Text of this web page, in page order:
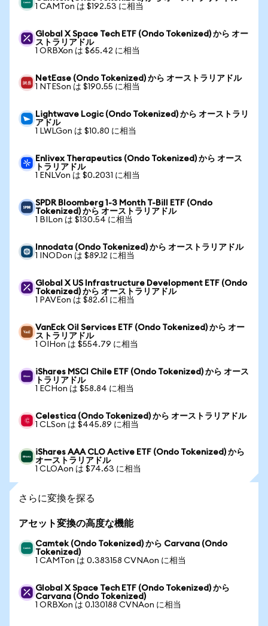
1 CAMTon は $192.53 に相当
Global X Space Tech ETF (Ondo Tokenized) から オー
ストラリアドル
1 ORBXon は $65.42 に相当
NetEase (Ondo Tokenized) から オーストラリアドル
1 NTESon は $190.55 に相当
Lightwave Logic (Ondo Tokenized) から オーストラリ
アドル
1 LWLGon は $10.80 に相当
Enlivex Therapeutics (Ondo Tokenized) から オース
トラリアドル
1 ENLVon は $0.2031 に相当
SPDR Bloomberg 1-3 Month T-Bill ETF (Ondo
Tokenized) から オーストラリアドル
1 BILon は $130.54 に相当
Innodata (Ondo Tokenized) から オーストラリアドル
1 INODon は $89.12 に相当
Global X US Infrastructure Development ETF (Ondo
Tokenized) から オーストラリアドル
1 PAVEon は $82.61 に相当
VanEck Oil Services ETF (Ondo Tokenized) から オー
ストラリアドル
1 OIHon は $554.79 に相当
iShares MSCI Chile ETF (Ondo Tokenized) から オース
トラリアドル
1 ECHon は $58.84 に相当
Celestica (Ondo Tokenized) から オーストラリアドル
1 CLSon は $445.89 に相当
iShares AAA CLO Active ETF (Ondo Tokenized) から
オーストラリアドル
1 CLOAon は $74.63 に相当
さらに変換を探る
アセット変換の高度な機能
Camtek (Ondo Tokenized) から Carvana (Ondo
Tokenized)
1 CAMTon は 0.383158 CVNAon に相当
Global X Space Tech ETF (Ondo Tokenized) から
Carvana (Ondo Tokenized)
1 ORBXon は 0.130188 CVNAon に相当